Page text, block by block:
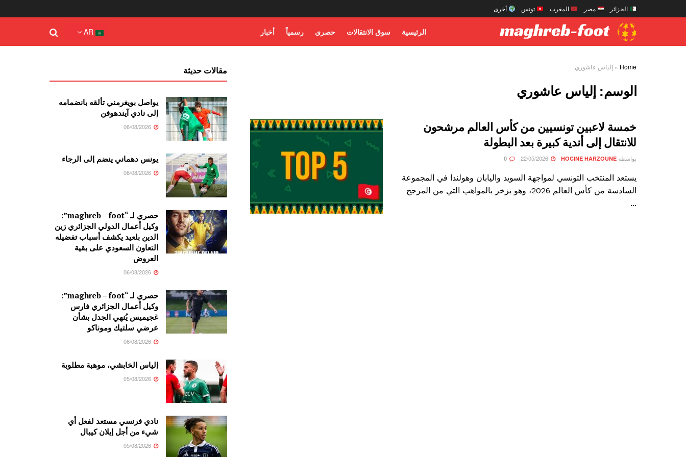
الجزائر مصر المغرب تونس أخرى
الرئيسية سوق الانتقالات حصري رسمياً أخبار AR
Home
» إلياس عاشوري
الوسم: إلياس عاشوري
خمسة لاعبين تونسيين من كأس العالم مرشحون
للانتقال إلى أندية كبيرة بعد البطولة
بواسطة HOCINE HARZOUNE
يستعد المنتخب التونسي لمواجهة السويد واليابان وهولندا في المجموعة
السادسة من كأس العالم 2026، وهو يزخر بالمواهب التي من المرجح
...
مقالات حديثة
يواصل بويغرمني تألقه بانضمامه
إلى نادي آيندهوفن
يونس دهماني ينضم إلى الرجاء
حصري لـ “maghreb – foot”:
وكيل أعمال الدولي الجزائري زين
الدين بلعيد يكشف أسباب تفضيله
التعاون السعودي على بقية
العروض
حصري لـ “maghreb – foot”:
وكيل أعمال الجزائري فارس
غجيميس يُنهي الجدل بشأن
عرضي سلتيك وموناكو
إلياس الخابشي، موهبة مطلوبة
نادي فرنسي مستعد لفعل أي
شيء من أجل إيلان كيبال